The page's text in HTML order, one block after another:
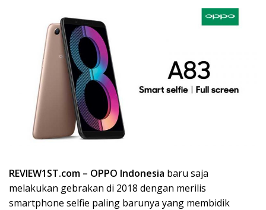
REVIEW1ST.com – OPPO Indonesia baru saja
melakukan gebrakan di 2018 dengan merilis
smartphone selfie paling barunya yang membidik